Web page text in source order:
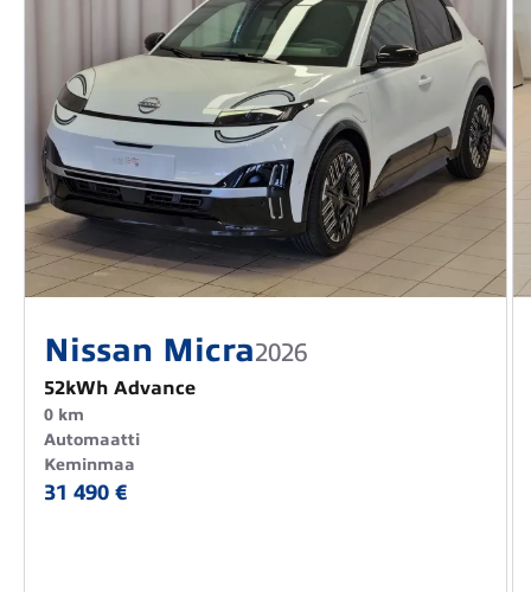
Nissan Micra2026
52kWh Advance
0 km
Automaatti
Keminmaa
31 490 €